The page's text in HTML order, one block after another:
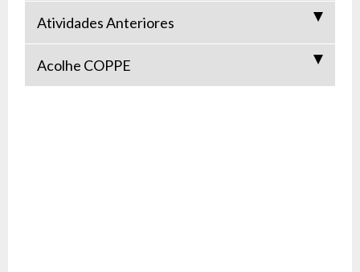
Atividades Anteriores
Acolhe COPPE